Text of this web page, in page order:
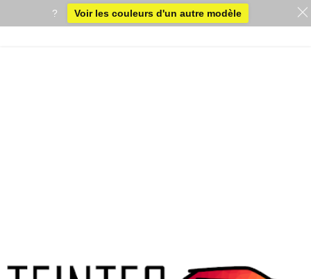
? Voir les couleurs d'un autre modèle